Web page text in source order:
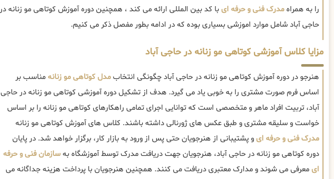
را به همراهمدرک فنی و حرفه ایبا کد بین المللی ارائه می کند ، همچنین دوره آموزش کوتاهی مو زنانه در
حاجی آباد شامل موارد اموزشی بسیاری بوده که در ادامه بطور مفصل ذکر می کنیم.
مزایا کلاس آموزشی کوتاهی مو زنانه در حاجی آباد
هنرجو در دوره آموزش کوتاهی مو زنانه در حاجی آباد چگونگی انتخابمدل کوتاهی مو زنانهمناسب بر
اساس فرم صورت مشتری را به خوبی یاد می گیرد. هدف از تشکیل دوره آموزشی کوتاهی مو زنانه در حاجی
آباد، تربیت افراد ماهر و متخصصی است که توانایی اجرای تمامی راهکارهای کوتاهی مو زنانه را بر اساس
خواست و سلیقه مشتری و طبق عکس های ژورنالی داشته باشند. کلاس های آموزش کوتاهی مو زنانه
مدرک فنی و حرفه ایو پشتیبانی از هنرجویان حتی پس از ورود به بازار کار، برگزار خواهد شد. در پایان
دوره کوتاهی مو زنانه در حاجی آباد، هنرجویان جهت دریافت مدرک توسط آموزشگاه بهسازمان فنی و حرفه
ایمعرفی می شوند و مدارک معتبری دریافت می کنند. همچنین هنرجویان با پرداخت هزینه جداگانه می